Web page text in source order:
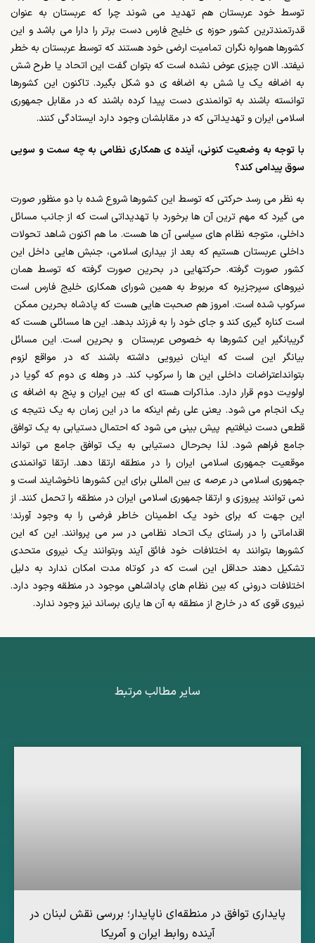
توسط خود عربستان هم تهدید می شوند چرا که عربستان به عنوان
قدرتمندترین کشور حوزه ی خلیج فارس دست برتر را دارا می باشد و این
کشورها همواره نگران تمامیت ارضی خود هستند که توسط عربستان به خطر
نیفتد. الان چیزی عوض نشده است که بتوان گفت این اتحاد یا طرح شش
به اضافه یک یا شش به اضافه ی دو شکل بگیرد. تاکنون این کشورها
توانسته باشند به توانمندی دست پیدا کرده باشند که در مقابل جمهوری
اسلامی ایران و تهدیداتی که در مقابلشان وجود دارد ایستادگی کنند.
با توجه به وضعیت کنونی، آینده ی همکاری نظامی به چه سمت و سویی
سوق پیدامی کند؟
به نظر می رسد حرکتی که توسط این کشورها شروع شده با دو منظور صورت
می گیرد که مهم ترین آن ها برخورد با تهدیداتی است که از جانب مسائل
داخلی، متوجه نظام های سیاسی آن ها هست. ما هم اکنون شاهد تحولات
داخلی عربستان هستیم که بعد از بیداری اسلامی، جنبش هایی داخل این
کشور صورت گرفته. حرکتهایی در بحرین صورت گرفته که توسط همان
نیروهای سپرجزیره که مربوط به همین شورای همکاری خلیج فارس است
سرکوب شده است. امروز هم صحبت هایی هست که پادشاه بحرین ممکن
است کناره گیری کند و جای خود را به فرزند بدهد. این ها مسائلی هست که
گریبانگیر این کشورها به خصوص عربستان و بحرین است. این مسائل
بیانگر این است که اینان نیرویی داشته باشند که در مواقع لزوم
بتوانداعتراضات داخلی این ها را سرکوب کند. در وهله ی دوم که گویا در
اولویت دوم قرار دارد. مذاکرات هسته ای که بین ایران و پنج به اضافه ی
یک انجام می شود. یعنی علی رغم اینکه ما در این زمان به یک نتیجه ی
قطعی دست نیافتیم پیش بینی می شود که احتمال دستیابی به یک توافق
جامع فراهم شود. لذا بحرحال دستیابی به یک توافق جامع می تواند
موقعیت جمهوری اسلامی ایران را در منطقه ارتقا دهد. ارتقا توانمندی
جمهوری اسلامی در عرصه ی بین المللی برای این کشورها ناخوشایند است و
نمی توانند پیروزی و ارتقا جمهوری اسلامی ایران در منطقه را تحمل کنند. از
این جهت که برای خود یک اطمینان خاطر فرضی را به وجود آورند؛
اقداماتی را در راستای یک اتحاد نظامی در سر می پروانند. این که این
کشورها بتوانند به اختلافات خود فائق آیند وبتوانند یک نیروی متحدی
تشکیل دهند حداقل این است که در کوتاه مدت امکان ندارد به دلیل
اختلافات درونی که بین نظام های پاداشاهی موجود در منطقه وجود دارد.
نیروی قوی که در خارج از منطقه به آن ها یاری برساند نیز وجود ندارد.
سایر مطالب مرتبط
پایداری توافق در منطقه‌ای ناپایدار؛ بررسی نقش لبنان در
آینده روابط ایران و آمریکا